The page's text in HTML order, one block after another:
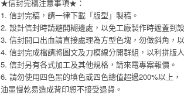
★信封完稿注意事項★：
1. 信封完稿，請一律下載「版型」製稿。
2. 設計信封時請避開糊邊處，以免工廠製作時遮蓋到
3. 信封開口出血請直接處理為方型色塊，勿做斜角，
4. 信封完成檔請將圖文及刀模線分開群組，以利拼版
5. 信封另有各式加工及其他規格，請來電專案報價。
6. 請勿使用四色黑的填色或四色總值超過200%以上，
油墨慢乾易造成背印恕不接受退貨。